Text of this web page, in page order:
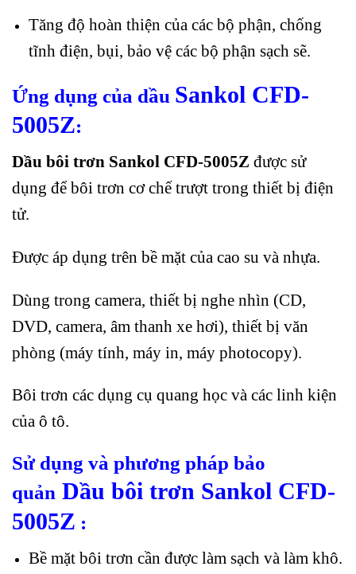
Tăng độ hoàn thiện của các bộ phận, chống
tĩnh điện, bụi, bảo vệ các bộ phận sạch sẽ.
Ứng dụng của dầu Sankol CFD-
5005Z:
Dầu bôi trơn Sankol CFD-5005Z được sử
dụng để bôi trơn cơ chế trượt trong thiết bị điện
tử.
Được áp dụng trên bề mặt của cao su và nhựa.
Dùng trong camera, thiết bị nghe nhìn (CD,
DVD, camera, âm thanh xe hơi), thiết bị văn
phòng (máy tính, máy in, máy photocopy).
Bôi trơn các dụng cụ quang học và các linh kiện
của ô tô.
Sử dụng và phương pháp bảo
quản Dầu bôi trơn Sankol CFD-
5005Z :
Bề mặt bôi trơn cần được làm sạch và làm khô.